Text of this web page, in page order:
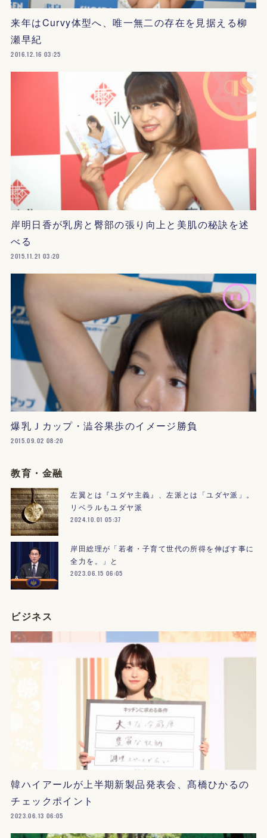
来年はCurvy体型へ、唯一無二の存在を見据える柳
瀬早紀
2016.12.16 03:25
岸明日香が乳房と臀部の張り向上と美肌の秘訣を述
べる
2015.11.21 03:20
爆乳Ｊカップ・澁谷果歩のイメージ勝負
2015.09.02 08:20
教育・金融
左翼とは『ユダヤ主義』、左派とは「ユダヤ派」。
リベラルもユダヤ派
2024.10.01 05:37
岸田総理が「若者・子育て世代の所得を伸ばす事に
全力を。」と
2023.06.15 06:05
ビジネス
韓ハイアールが上半期新製品発表会、髙橋ひかるの
チェックポイント
2023.06.13 06:05